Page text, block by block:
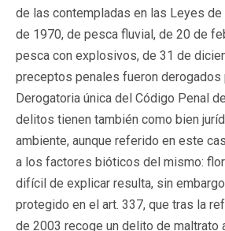
de las contempladas en las Leyes de
de 1970, de pesca fluvial, de 20 de
pesca con explosivos, de 31 de
preceptos penales fueron
Derogatoria única del Código Penal
delitos tienen también como bien
ambiente, aunque referido en este
a los factores bióticos del mismo:
difícil de explicar resulta, sin
protegido en el art. 337, que tras la
de 2003 recoge un delito de maltrato